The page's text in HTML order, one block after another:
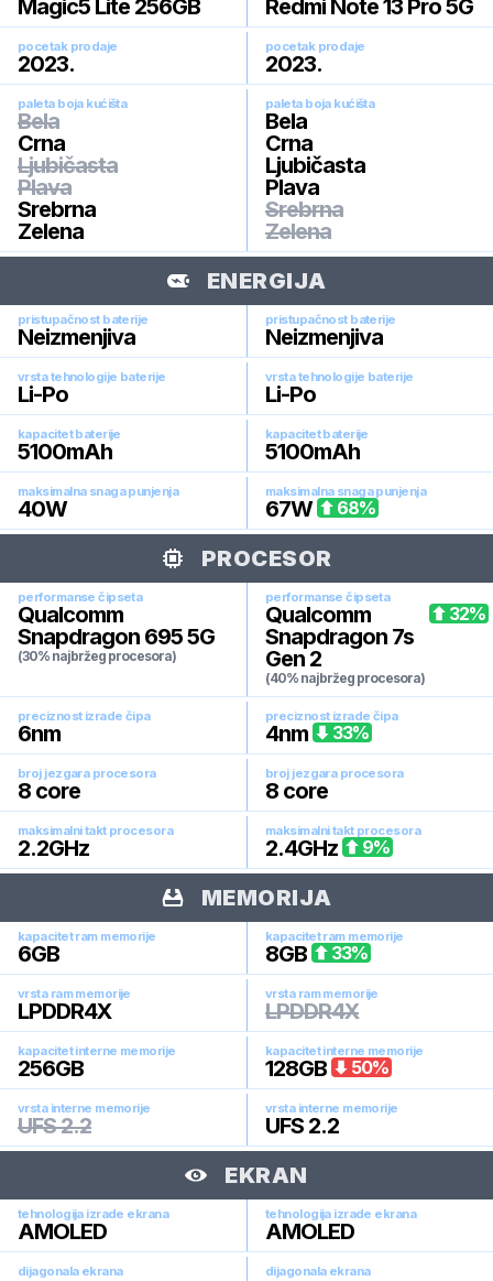
Magic5 Lite 256GB Redmi Note 13 Pro 5G
pocetak prodaje
2023.
pocetak prodaje
2023.
paleta boja kućišta
Bela
Crna
Ljubičasta
Plava
Srebrna
Zelena
paleta boja kućišta
Bela
Crna
Ljubičasta
Plava
Srebrna
Zelena
ENERGIJA
pristupačnost baterije
Neizmenjiva
pristupačnost baterije
Neizmenjiva
vrsta tehnologije baterije
Li-Po
vrsta tehnologije baterije
Li-Po
kapacitet baterije
5100mAh
kapacitet baterije
5100mAh
maksimalna snaga punjenja
40W
maksimalna snaga punjenja
67W 68%
PROCESOR
performanse čipseta
Qualcomm
Snapdragon 695 5G
(30% najbržeg procesora)
performanse čipseta
Qualcomm
Snapdragon 7s
Gen 2
(40% najbržeg procesora)
32%
preciznost izrade čipa
6nm
preciznost izrade čipa
4nm 33%
broj jezgara procesora
8 core
broj jezgara procesora
8 core
maksimalni takt procesora
2.2GHz
maksimalni takt procesora
2.4GHz 9%
MEMORIJA
kapacitet ram memorije
6GB
kapacitet ram memorije
8GB 33%
vrsta ram memorije
LPDDR4X
vrsta ram memorije
LPDDR4X
kapacitet interne memorije
256GB
kapacitet interne memorije
128GB 50%
vrsta interne memorije
UFS 2.2
vrsta interne memorije
UFS 2.2
EKRAN
tehnologija izrade ekrana
AMOLED
tehnologija izrade ekrana
AMOLED
dijagonala ekrana dijagonala ekrana